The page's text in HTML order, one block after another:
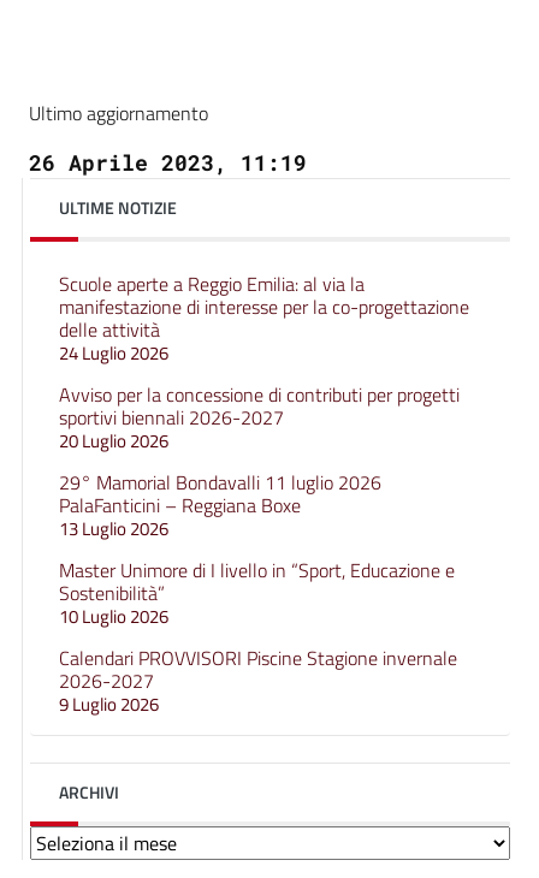
Ultimo aggiornamento
26 Aprile 2023, 11:19
ULTIME NOTIZIE
Scuole aperte a Reggio Emilia: al via la
manifestazione di interesse per la co-progettazione
delle attività
24 Luglio 2026
Avviso per la concessione di contributi per progetti
sportivi biennali 2026-2027
20 Luglio 2026
29° Mamorial Bondavalli 11 luglio 2026
PalaFanticini – Reggiana Boxe
13 Luglio 2026
Master Unimore di I livello in “Sport, Educazione e
Sostenibilità”
10 Luglio 2026
Calendari PROVVISORI Piscine Stagione invernale
2026-2027
9 Luglio 2026
ARCHIVI
Archivi